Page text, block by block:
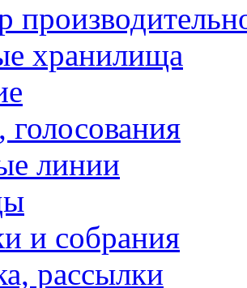
хранилища
линии
и собрания
рассылки